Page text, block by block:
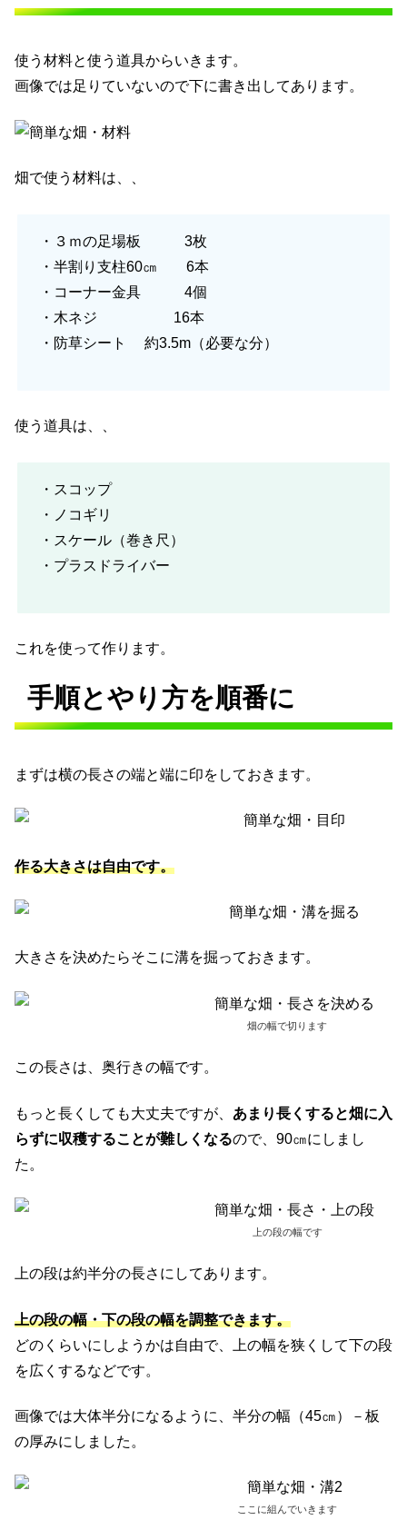
使う材料と使う道具からいきます。
画像では足りていないので下に書き出してあります。
畑で使う材料は、、
・３ｍの足場板 3枚
・半割り支柱60㎝ 6本
・コーナー金具 4個
・木ネジ 16本
・防草シート 約3.5m（必要な分）
使う道具は、、
・スコップ
・ノコギリ
・スケール（巻き尺）
・プラスドライバー
これを使って作ります。
手順とやり方を順番に
まずは横の長さの端と端に印をしておきます。
作る大きさは自由です。
大きさを決めたらそこに溝を掘っておきます。
畑の幅で切ります
この長さは、奥行きの幅です。
もっと長くしても大丈夫ですが、 あまり長くすると畑に入
らずに収穫することが難しくなるので、90㎝にしまし
た。
上の段の幅です
上の段は約半分の長さにしてあります。
上の段の幅・下の段の幅を調整できます。
どのくらいにしようかは自由で、上の幅を狭くして下の段
を広くするなどです。
画像では大体半分になるように、半分の幅（45㎝）－板
の厚みにしました。
ここに組んでいきます